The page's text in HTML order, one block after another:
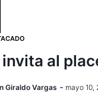
al
Giraldo Vargas mayo 10,